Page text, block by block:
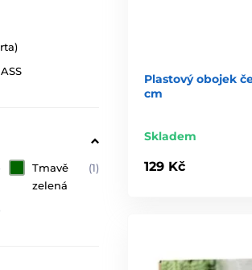
Tmavě
zelená
(1)
Plastový obojek
cm
Skladem
129 Kč